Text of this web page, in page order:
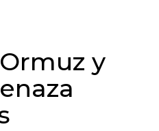
y